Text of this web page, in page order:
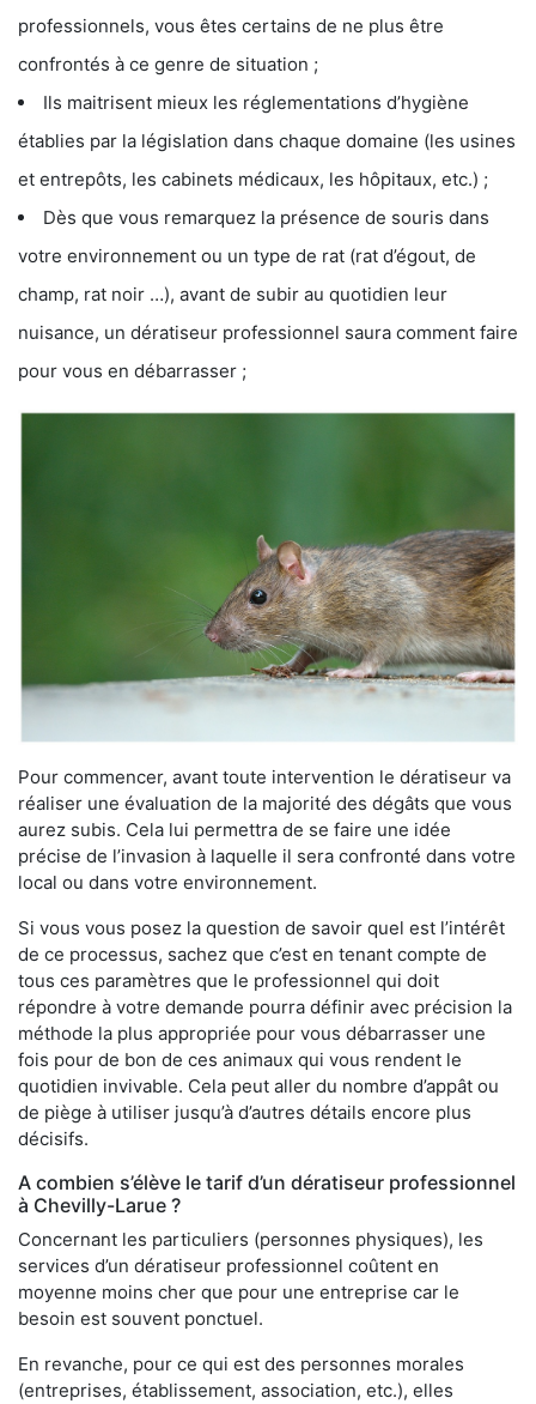
professionnels, vous êtes certains de ne plus être
confrontés à ce genre de situation ;
Ils maitrisent mieux les réglementations d’hygiène
établies par la législation dans chaque domaine (les usines
et entrepôts, les cabinets médicaux, les hôpitaux, etc.) ;
Dès que vous remarquez la présence de souris dans
votre environnement ou un type de rat (rat d’égout, de
champ, rat noir …), avant de subir au quotidien leur
nuisance, un dératiseur professionnel saura comment faire
pour vous en débarrasser ;
Pour commencer, avant toute intervention le dératiseur va
réaliser une évaluation de la majorité des dégâts que vous
aurez subis. Cela lui permettra de se faire une idée
précise de l’invasion à laquelle il sera confronté dans votre
local ou dans votre environnement.
Si vous vous posez la question de savoir quel est l’intérêt
de ce processus, sachez que c’est en tenant compte de
tous ces paramètres que le professionnel qui doit
répondre à votre demande pourra définir avec précision la
méthode la plus appropriée pour vous débarrasser une
fois pour de bon de ces animaux qui vous rendent le
quotidien invivable. Cela peut aller du nombre d’appât ou
de piège à utiliser jusqu’à d’autres détails encore plus
décisifs.
A combien s’élève le tarif d’un dératiseur professionnel
à Chevilly-Larue ?
Concernant les particuliers (personnes physiques), les
services d’un dératiseur professionnel coûtent en
moyenne moins cher que pour une entreprise car le
besoin est souvent ponctuel.
En revanche, pour ce qui est des personnes morales
(entreprises, établissement, association, etc.), elles